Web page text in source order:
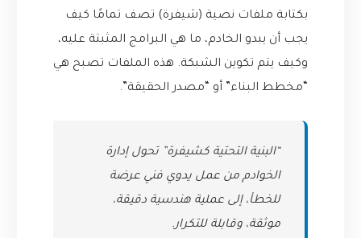
بكتابة ملفات نصية (شيفرة) تصف تمامًا كيف
يجب أن يبدو الخادم، ما هي البرامج المثبتة عليه،
وكيف يتم تكوين الشبكة. هذه الملفات تصبح هي
“مخطط البناء” أو “مصدر الحقيقة”.
“البنية التحتية كشيفرة” تحول إدارة
الخوادم من عمل يدوي فني عرضة
للخطأ، إلى عملية هندسية دقيقة،
موثقة، وقابلة للتكرار.